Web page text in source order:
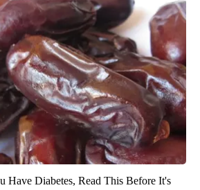
Have Diabetes, Read This Before It's